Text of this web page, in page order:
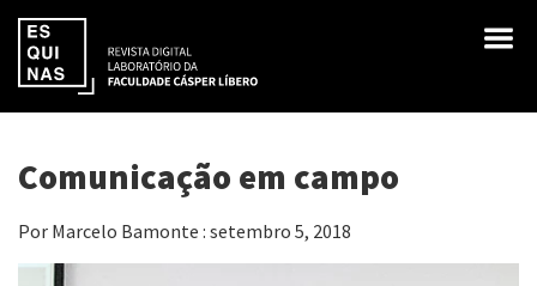
Comunicação em campo
Por Marcelo Bamonte : setembro 5, 2018